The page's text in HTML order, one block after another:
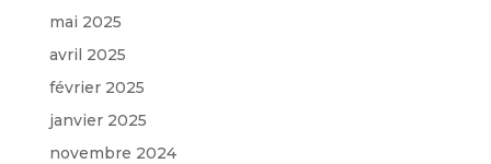
mai 2025
avril 2025
février 2025
janvier 2025
novembre 2024